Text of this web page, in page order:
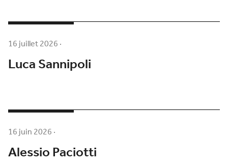
16 juillet 2026·
Luca Sannipoli
16 juin 2026·
Alessio Paciotti